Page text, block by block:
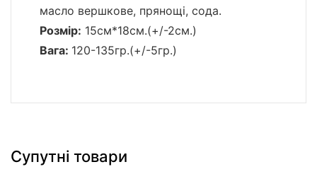
масло вершкове, прянощі, сода.
Розмір: 15см*18см.(+/-2см.)
Вага: 120-135гр.(+/-5гр.)
Супутні товари